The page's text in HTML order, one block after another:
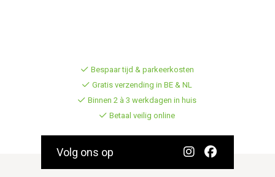
Bespaar tijd & parkeerkosten
Gratis verzending in BE & NL
Binnen 2 à 3 werkdagen in huis
Betaal veilig online
Volg ons op